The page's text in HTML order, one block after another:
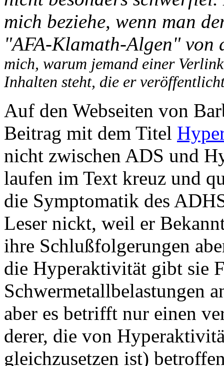
mich beziehe, wenn man
"AFA-Klamath-Algen" von
mich, warum jemand einer
Inhalten steht, die er
Auf den Webseiten von
Beitrag mit dem Titel
nicht zwischen ADS und
laufen im Text kreuz und
die Symptomatik des
Leser nickt, weil er
ihre Schlußfolgerungen
die Hyperaktivität gibt sie
Schwermetallbelastungen
aber es betrifft nur einen
derer, die von
gleichzusetzen ist)